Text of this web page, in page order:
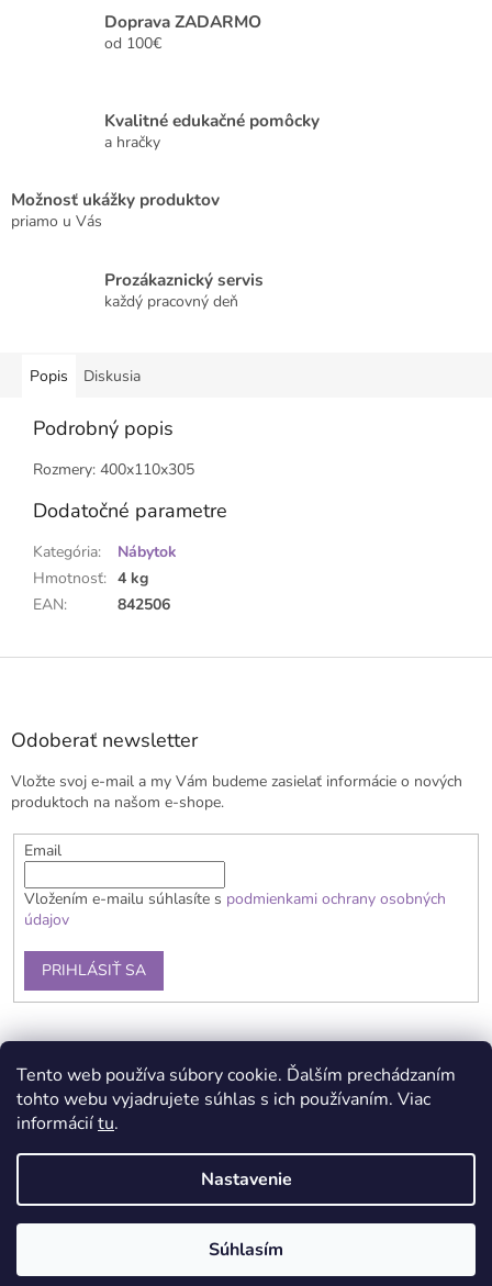
Tento web používa súbory cookie. Ďalším prechádzaním
tohto webu vyjadrujete súhlas s ich používaním. Viac
informáciítu.
Nastavenie
Súhlasím
Doprava ZADARMO
od 100€
Kvalitné edukačné pomôcky
a hračky
Možnosť ukážky produktov
priamo u Vás
Prozákaznický servis
každý pracovný deň
Popis Diskusia
Podrobný popis
Rozmery: 400x110x305
Dodatočné parametre
Kategória:
Nábytok
Hmotnosť: 4 kg
EAN: 842506
Z
Odoberať newsletter
Vložte svoj e-mail a my Vám budeme zasielať informácie o nových
produktoch na našom e-shope.
Email
Vložením e-mailu súhlasíte s podmienkami ochrany osobných
údajov
PRIHLÁSIŤ SA
Kontaky Podmienky ochrany osobných údajov
Vytvoril Shoptet
Lerni B2B. Všetky práva vyhradené.